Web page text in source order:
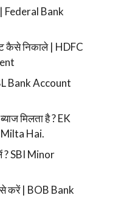
Federal Bank
कैसे निकाले | HDFC
Bank Account
मिलता है ? EK
Hai.
? SBI Minor
करें | BOB Bank